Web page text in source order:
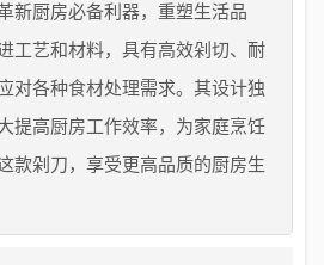
新厨房必备利器，重塑生活品
工艺和材料，具有高效剁切、耐
对各种食材处理需求。其设计独
提高厨房工作效率，为家庭烹饪
款剁刀，享受更高品质的厨房生